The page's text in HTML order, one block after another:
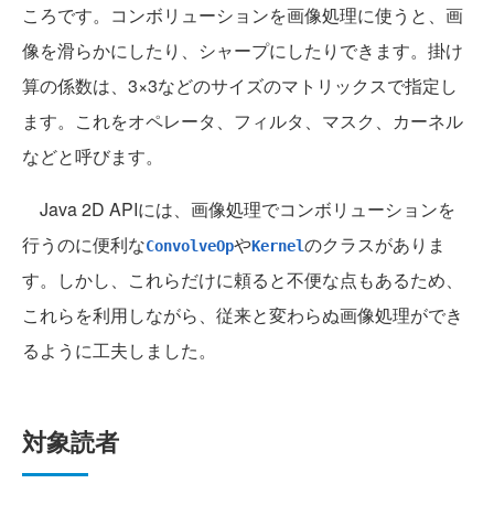
ころです。コンボリューションを画像処理に使うと、画
像を滑らかにしたり、シャープにしたりできます。掛け
算の係数は、3×3などのサイズのマトリックスで指定し
ます。これをオペレータ、フィルタ、マスク、カーネル
などと呼びます。
Java 2D APIには、画像処理でコンボリューションを
行うのに便利なConvolveOpやKernelのクラスがありま
す。しかし、これらだけに頼ると不便な点もあるため、
これらを利用しながら、従来と変わらぬ画像処理ができ
るように工夫しました。
対象読者